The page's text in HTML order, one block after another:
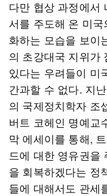
다만 협상 과정에서
서를 주도해 온 미
화하는 모습을 보이
의 초강대국 지위가
있다는 우려들이 미
간과할 수 없다. 지
의 국제정치학자 조
버트 코헤인 명예교
막 에세이를 통해,
드에 대한 영유권을
을 회복하겠다는 정
들에 대해서도 관세